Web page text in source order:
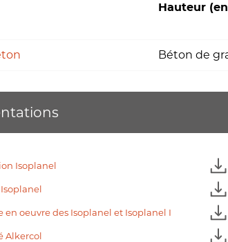
Hauteur
Béton de
Isoplanel
en oeuvre des Isoplanel et Isoplanel I
Alkercol